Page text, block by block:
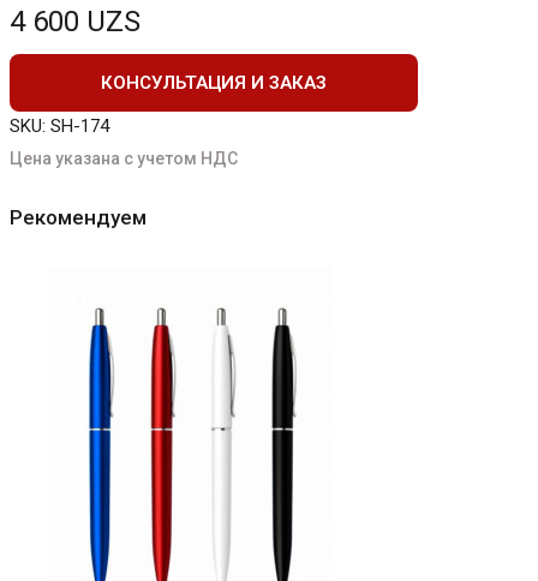
4 600 UZS
КОНСУЛЬТАЦИЯ И ЗАКАЗ
SKU: SH-174
Цена указана с учетом НДС
Рекомендуем